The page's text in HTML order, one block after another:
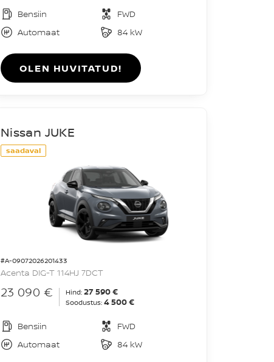
Bensiin
FWD
Automaat
84 kW
OLEN HUVITATUD!
saadaval
#A-09072026201433
Nissan JUKE
Acenta DIG-T 114HJ 7DCT
23 090 € Hind: 27 590 €
Soodustus: 4 500 €
Bensiin
FWD
Automaat
84 kW